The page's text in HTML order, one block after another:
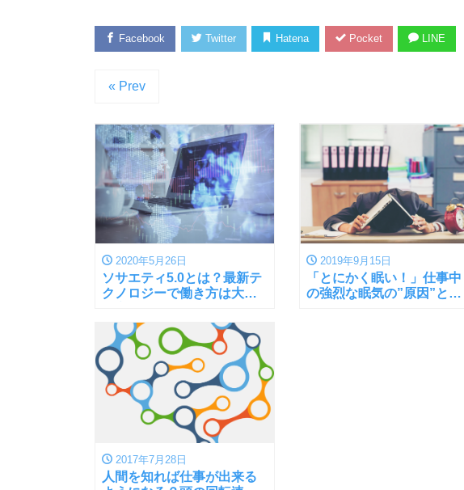
Facebook Twitter Hatena Pocket LINE
« Prev
2020年5月26日
ソサエティ5.0とは？最新テ
クノロジーで働き方は大き
2019年9月15日
「とにかく眠い！」仕事中
の強烈な眠気の”原因”と対
2017年7月28日
人間を知れば仕事が出来る